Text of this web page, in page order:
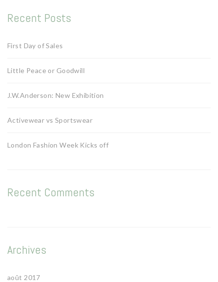
Recent Posts
First Day of Sales
Little Peace or Goodwill
J.W.Anderson: New Exhibition
Activewear vs Sportswear
London Fashion Week Kicks off
Recent Comments
Archives
août 2017